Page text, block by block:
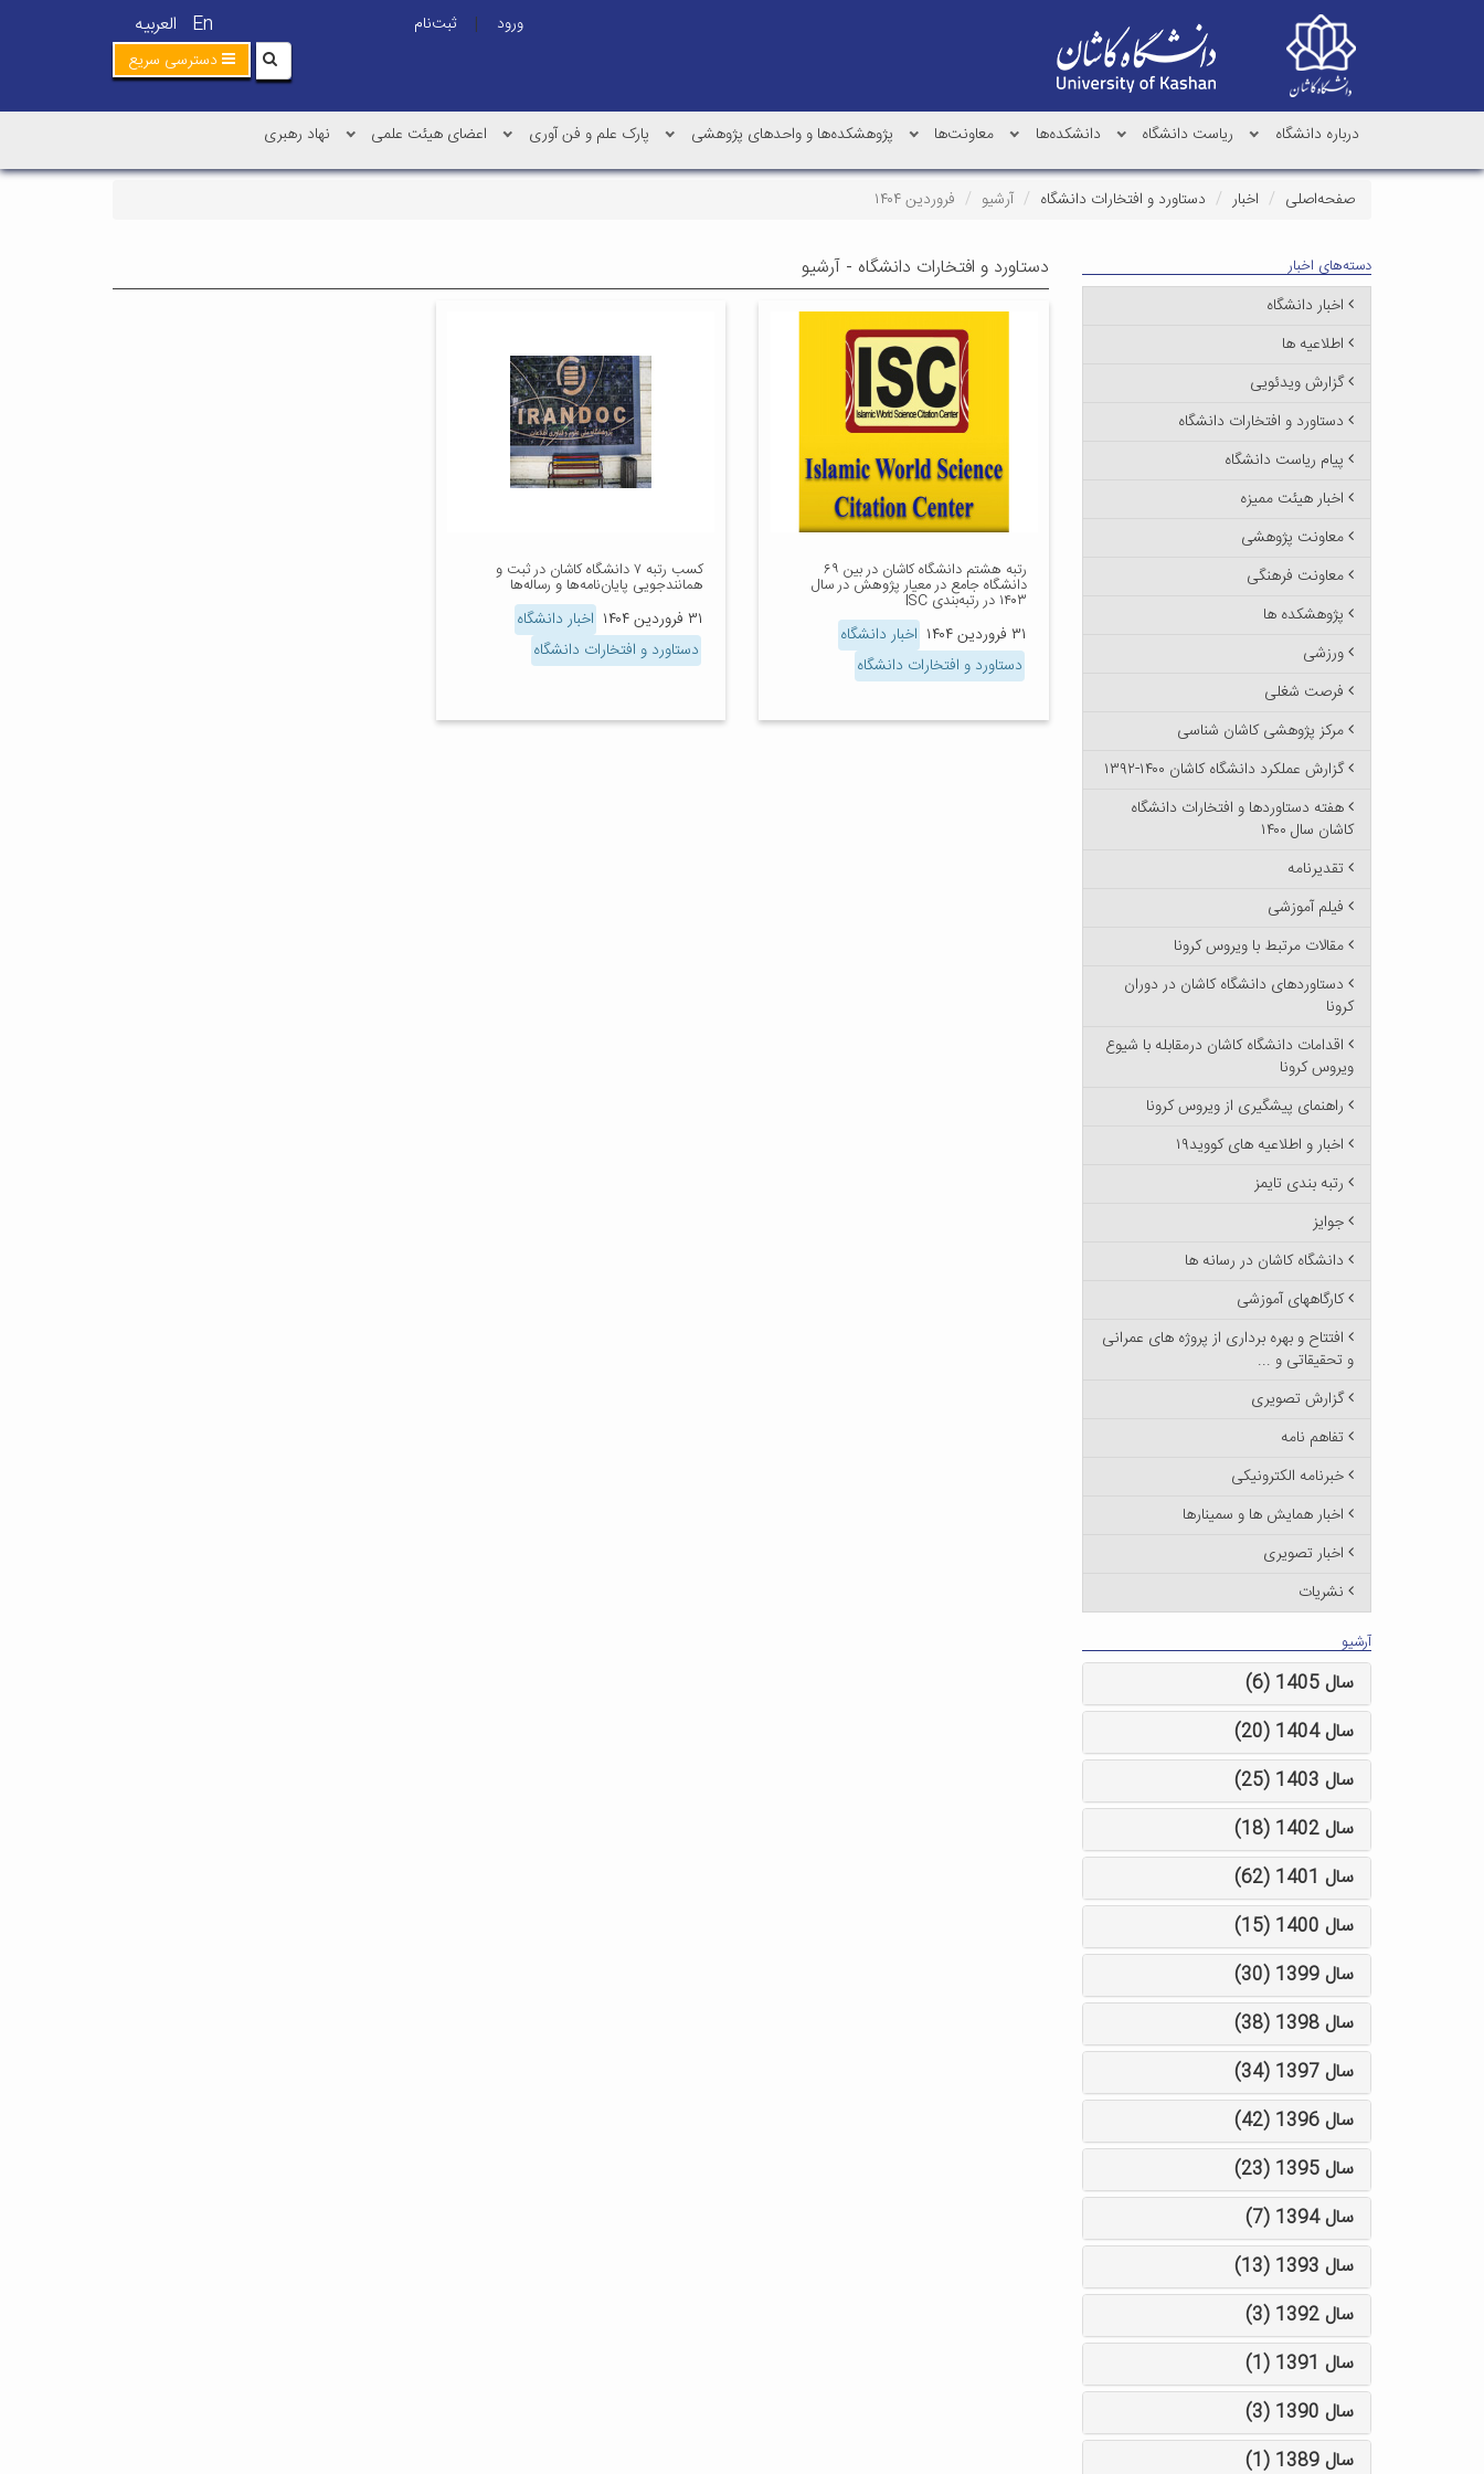
En العربیه ورود |
ثبت‌نام
دسترسی سریع
درباره دانشگاه ریاست دانشگاه دانشکده‌ها معاونت‌ها پژوهشکده‌ها و واحدهای پژوهشی پارک علم و فن آوری اعضای هیئت علمی نهاد رهبری
صفحه‌اصلی اخبار دستاورد و افتخارات دانشگاه آرشیو فروردین ۱۴۰۴
دستاورد و افتخارات دانشگاه - آرشیو
رتبه هشتم دانشگاه کاشان در بین ۶۹
دانشگاه جامع در معیار پژوهش در سال
۱۴۰۳ در رتبه‌بندی ISC
۳۱ فروردین ۱۴۰۴
اخبار دانشگاه
دستاورد و افتخارات دانشگاه
کسب رتبه ۷ دانشگاه کاشان در ثبت و
همانندجویی پایان‌نامه‌ها و رساله‌ها
۳۱ فروردین ۱۴۰۴
اخبار دانشگاه
دستاورد و افتخارات دانشگاه
دسته‌های اخبار
اخبار دانشگاه
اطلاعیه ها
گزارش ویدئویی
دستاورد و افتخارات دانشگاه
پیام ریاست دانشگاه
اخبار هیئت ممیزه
معاونت پژوهشی
معاونت فرهنگی
پژوهشکده ها
ورزشی
فرصت شغلی
مرکز پژوهشی کاشان شناسی
گزارش عملکرد دانشگاه کاشان ۱۴۰۰-۱۳۹۲
هفته دستاوردها و افتخارات دانشگاه
کاشان سال ۱۴۰۰
تقدیرنامه
فیلم آموزشی
مقالات مرتبط با ویروس کرونا
دستاوردهای دانشگاه کاشان در دوران
کرونا
اقدامات دانشگاه کاشان درمقابله با شیوع
ویروس کرونا
راهنمای پیشگیری از ویروس کرونا
اخبار و اطلاعیه های کووید۱۹
رتبه بندی تایمز
جوایز
دانشگاه کاشان در رسانه ها
کارگاههای آموزشی
افتتاح و بهره برداری از پروژه های عمرانی
و تحقیقاتی و ...
گزارش تصویری
تفاهم نامه
خبرنامه الکترونیکی
اخبار همایش ها و سمینارها
اخبار تصویری
نشریات
آرشیو
سال 1405 (6)
سال 1404 (20)
سال 1403 (25)
سال 1402 (18)
سال 1401 (62)
سال 1400 (15)
سال 1399 (30)
سال 1398 (38)
سال 1397 (34)
سال 1396 (42)
سال 1395 (23)
سال 1394 (7)
سال 1393 (13)
سال 1392 (3)
سال 1391 (1)
سال 1390 (3)
سال 1389 (1)